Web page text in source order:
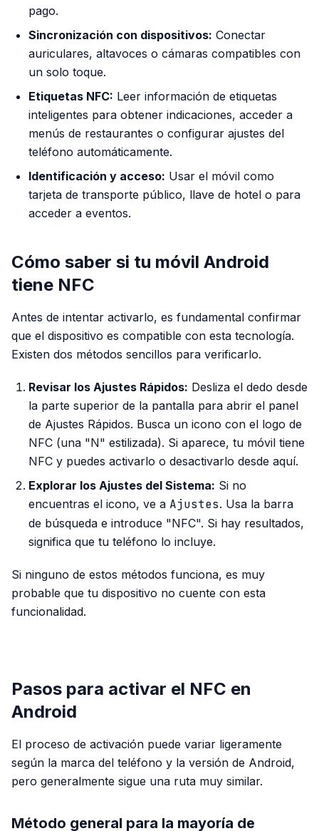
pago.
Sincronización con dispositivos: Conectar
auriculares, altavoces o cámaras compatibles con
un solo toque.
Etiquetas NFC: Leer información de etiquetas
inteligentes para obtener indicaciones, acceder a
menús de restaurantes o configurar ajustes del
teléfono automáticamente.
Identificación y acceso: Usar el móvil como
tarjeta de transporte público, llave de hotel o para
acceder a eventos.
Cómo saber si tu móvil Android
tiene NFC
Antes de intentar activarlo, es fundamental confirmar
que el dispositivo es compatible con esta tecnología.
Existen dos métodos sencillos para verificarlo.
Revisar los Ajustes Rápidos: Desliza el dedo desde
la parte superior de la pantalla para abrir el panel
de Ajustes Rápidos. Busca un icono con el logo de
NFC (una "N" estilizada). Si aparece, tu móvil tiene
NFC y puedes activarlo o desactivarlo desde aquí.
Explorar los Ajustes del Sistema: Si no
encuentras el icono, ve a Ajustes. Usa la barra
de búsqueda e introduce "NFC". Si hay resultados,
significa que tu teléfono lo incluye.
Si ninguno de estos métodos funciona, es muy
probable que tu dispositivo no cuente con esta
funcionalidad.
Pasos para activar el NFC en
Android
El proceso de activación puede variar ligeramente
según la marca del teléfono y la versión de Android,
pero generalmente sigue una ruta muy similar.
Método general para la mayoría de